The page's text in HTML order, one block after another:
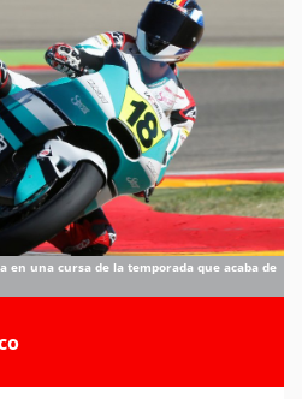
en una cursa de la temporada que acaba de